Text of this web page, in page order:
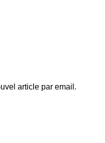
article par email.